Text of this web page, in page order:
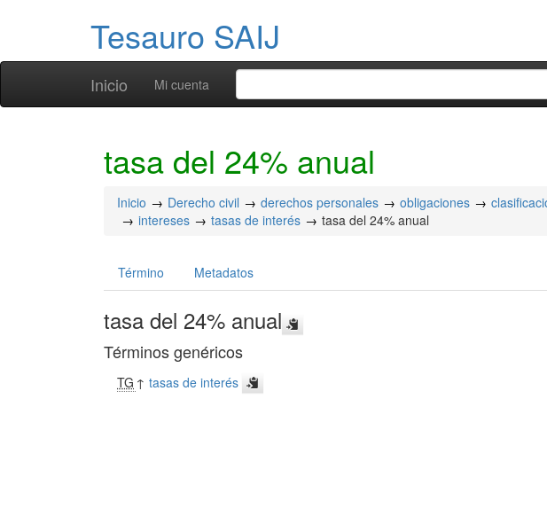
Tesauro SAIJ
Inicio Mi cuenta
tasa del 24% anual
Inicio Derecho civil derechos personales obligaciones
intereses
tasas de interés tasa del 24% anual
Término Metadatos
tasa del 24% anual
Términos genéricos
TG ↑tasas de interés